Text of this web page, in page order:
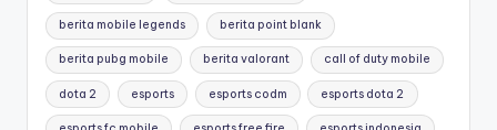
berita mobile legends berita point blank
berita pubg mobile berita valorant call of duty mobile
dota 2 esports esports codm esports dota 2